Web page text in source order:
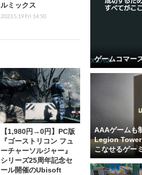
ルミックス
2023.5.19 Fri 14:50
【1,980円→0円】PC版
『ゴーストリコン フュ
ーチャーソルジャー』
シリーズ25周年記念セ
ール開催のUbisoft
ゲームコマー
AAAゲームも
Legion Tower
こなせるゲー